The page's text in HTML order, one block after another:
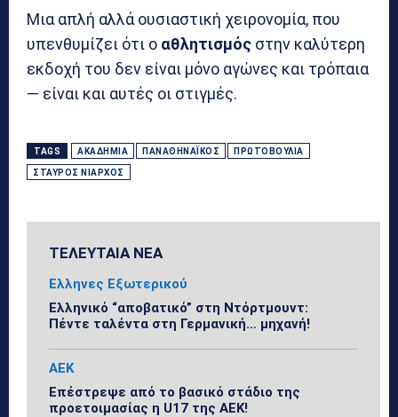
Μια απλή αλλά ουσιαστική χειρονομία, που
υπενθυμίζει ότι ο αθλητισμός στην καλύτερη
εκδοχή του δεν είναι μόνο αγώνες και τρόπαια
— είναι και αυτές οι στιγμές.
TAGS ΑΚΑΔΗΜΊΑ ΠΑΝΑΘΗΝΑΪΚΌΣ ΠΡΩΤΟΒΟΥΛΊΑ
ΣΤΑΎΡΟΣ ΝΙΆΡΧΟΣ
ΤΕΛΕΥΤΑΙΑ ΝΕΑ
Ελληνες Εξωτερικού
Ελληνικό “αποβατικό” στη Ντόρτμουντ:
Πέντε ταλέντα στη Γερμανική… μηχανή!
ΑΕΚ
Επέστρεψε από το βασικό στάδιο της
προετοιμασίας η U17 της ΑΕΚ!